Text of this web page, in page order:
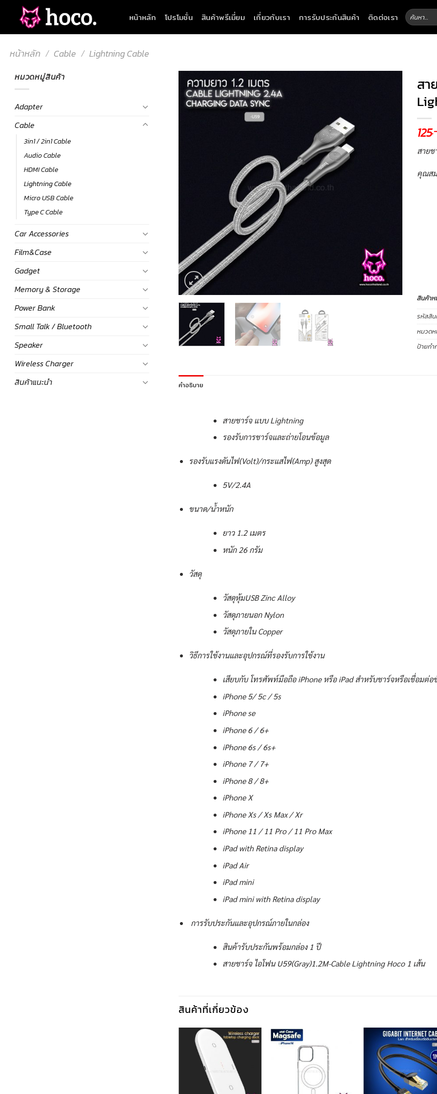
content
หน้าหลัก โปรโมชั่น สินค้าพรีเมี่ยม เกี่ยวกับเรา การรับประกันสินค้า ติดต่อเรา ค้นหา:
หน้าหลัก / Cable / Lightning Cable
หมวดหมู่สินค้า
Adapter
Cable
3in1 / 2in1 Cable
Audio Cable
HDMI Cable
Lightning Cable
Micro USB Cable
Type C Cable
Car Accessories
Film&Case
Gadget
Memory & Storage
Power Bank
Small Talk / Bluetooth
Speaker
Wireless Charger
สินค้าแนะนำ
สา
125
สายช
คุณส
สินค้า
รหัสสิน
หมวดห
ป้ายกำ
คำอธิบาย
สายชาร์จ แบบ Lightning
รองรับการชาร์จและถ่ายโอนข้อมูล
รองรับแรงดันไฟ(Volt)/กระแสไฟ(Amp) สูงสุด
5V/2.4A
ขนาด/น้ำหนัก
ยาว 1.2 เมตร
หนัก 26 กรัม
วัสดุ
วัสดุหุ้มUSB Zinc Alloy
วัสดุภายนอก Nylon
วัสดุภายใน Copper
วิธีการใช้งานและอุปกรณ์ที่รองรับการใช้งาน
เสียบกับ โทรศัพท์มือถือ iPhone หรือ iPad สำหรับชาร์จหรือเชื่อมต่อ
iPhone 5/ 5c / 5s
iPhone se
iPhone 6 / 6+
iPhone 6s / 6s+
iPhone 7 / 7+
iPhone 8 / 8+
iPhone X
iPhone Xs / Xs Max / Xr
iPhone 11 / 11 Pro / 11 Pro Max
iPad with Retina display
iPad Air
iPad mini
iPad mini with Retina display
การรับประกันและอุปกรณ์ภายในกล่อง
สินค้ารับประกันพร้อมกล่อง 1 ปี
สายชาร์จ ไอโฟน U59(Gray)1.2M-Cable Lightning Hoco 1 เส้น
สินค้าที่เกี่ยวข้อง